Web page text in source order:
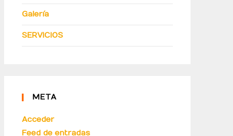
Galería
SERVICIOS
META
Acceder
Feed de entradas